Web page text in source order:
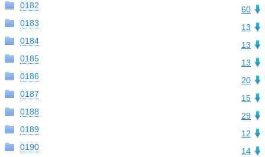
60
0182
13
0183
13
0184
13
0185
20
0186
15
0187
29
0188
12
0189
14
0190